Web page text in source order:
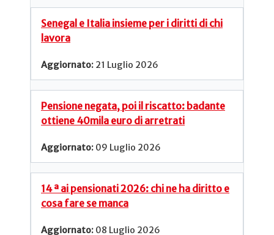
Senegal e Italia insieme per i diritti di chi
lavora
21 Luglio 2026
Pensione negata, poi il riscatto: badante
ottiene 40mila euro di arretrati
09 Luglio 2026
14 ª ai pensionati 2026: chi ne ha diritto e
cosa fare se manca
08 Luglio 2026